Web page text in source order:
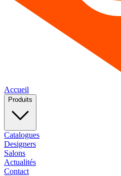
Accueil
Produits
Catalogues
Designers
Salons
Actualités
Contact